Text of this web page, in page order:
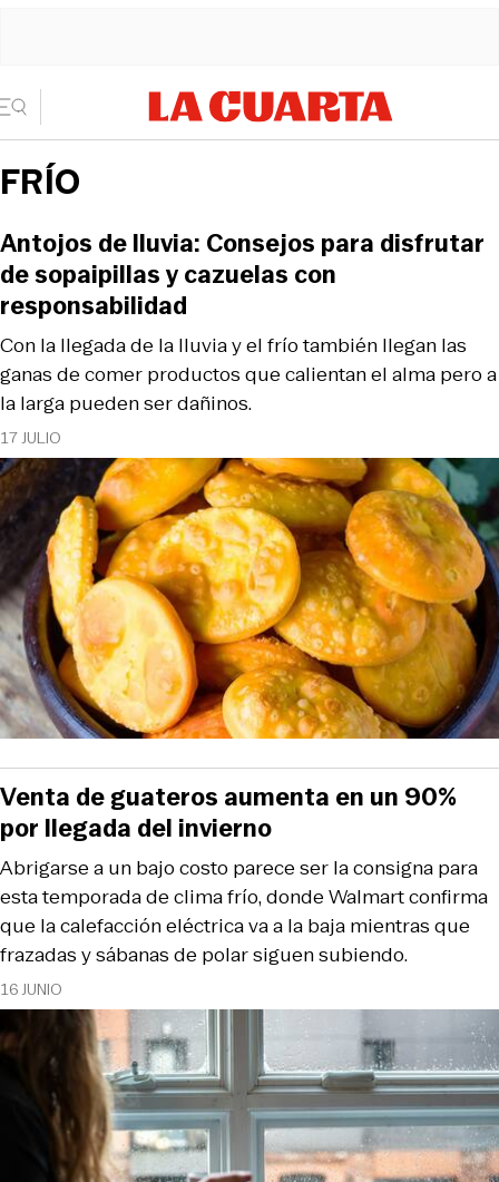
FRÍO
17 JULIO
Con la llegada de la lluvia y el frío también llegan las
ganas de comer productos que calientan el alma pero a
la larga pueden ser dañinos.
Antojos de lluvia: Consejos para disfrutar
de sopaipillas y cazuelas con
responsabilidad
16 JUNIO
Abrigarse a un bajo costo parece ser la consigna para
esta temporada de clima frío, donde Walmart confirma
que la calefacción eléctrica va a la baja mientras que
frazadas y sábanas de polar siguen subiendo.
Venta de guateros aumenta en un 90%
por llegada del invierno